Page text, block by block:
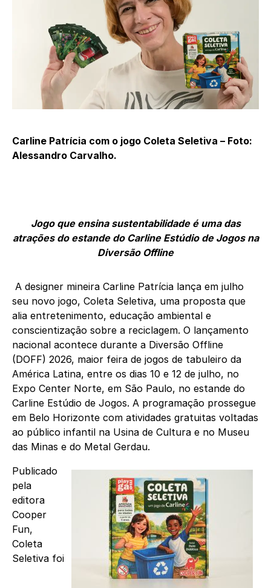
Carline Patrícia com o jogo Coleta Seletiva – Foto:
Alessandro Carvalho.
Jogo que ensina sustentabilidade é uma das
atrações do estande do Carline Estúdio de Jogos na
Diversão Offline
A designer mineira Carline Patrícia lança em julho
seu novo jogo, Coleta Seletiva, uma proposta que
alia entretenimento, educação ambiental e
conscientização sobre a reciclagem. O lançamento
nacional acontece durante a Diversão Offline
(DOFF) 2026, maior feira de jogos de tabuleiro da
América Latina, entre os dias 10 e 12 de julho, no
Expo Center Norte, em São Paulo, no estande do
Carline Estúdio de Jogos. A programação prossegue
em Belo Horizonte com atividades gratuitas voltadas
ao público infantil na Usina de Cultura e no Museu
das Minas e do Metal Gerdau.
Publicado
pela
editora
Cooper
Fun,
Coleta
Seletiva foi